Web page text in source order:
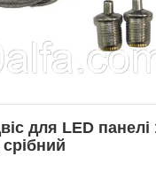
для LED панелі